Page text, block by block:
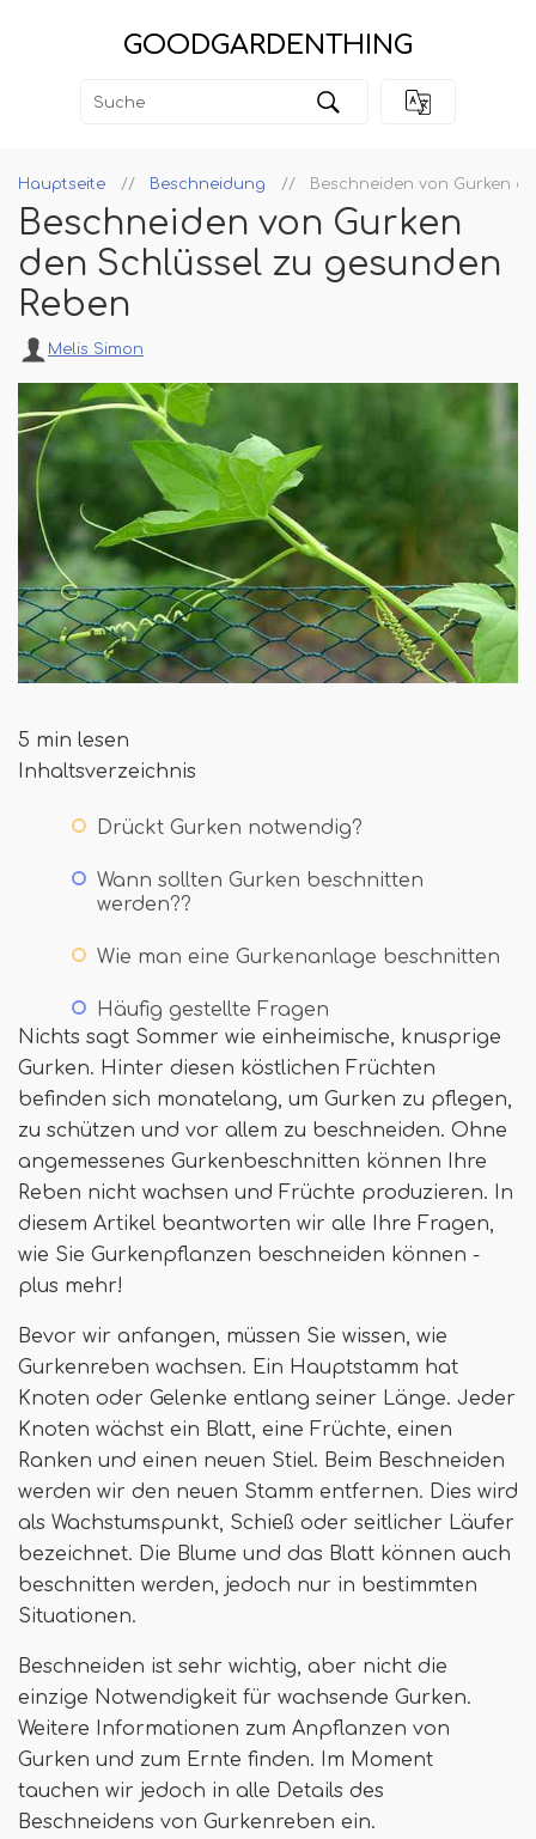
GOODGARDENTHING
Hauptseite Beschneidung Beschneiden von Gurken
Beschneiden von Gurken
den Schlüssel zu gesunden
Reben
Melis Simon
5 min lesen
Inhaltsverzeichnis
Drückt Gurken notwendig?
Wann sollten Gurken beschnitten
werden??
Wie man eine Gurkenanlage beschnitten
Häufig gestellte Fragen
Nichts sagt Sommer wie einheimische, knusprige
Gurken. Hinter diesen köstlichen Früchten
befinden sich monatelang, um Gurken zu pflegen,
zu schützen und vor allem zu beschneiden. Ohne
angemessenes Gurkenbeschnitten können Ihre
Reben nicht wachsen und Früchte produzieren. In
diesem Artikel beantworten wir alle Ihre Fragen,
wie Sie Gurkenpflanzen beschneiden können -
plus mehr!
Bevor wir anfangen, müssen Sie wissen, wie
Gurkenreben wachsen. Ein Hauptstamm hat
Knoten oder Gelenke entlang seiner Länge. Jeder
Knoten wächst ein Blatt, eine Früchte, einen
Ranken und einen neuen Stiel. Beim Beschneiden
werden wir den neuen Stamm entfernen. Dies wird
als Wachstumspunkt, Schieß oder seitlicher Läufer
bezeichnet. Die Blume und das Blatt können auch
beschnitten werden, jedoch nur in bestimmten
Situationen.
Beschneiden ist sehr wichtig, aber nicht die
einzige Notwendigkeit für wachsende Gurken.
Weitere Informationen zum Anpflanzen von
Gurken und zum Ernte finden. Im Moment
tauchen wir jedoch in alle Details des
Beschneidens von Gurkenreben ein.